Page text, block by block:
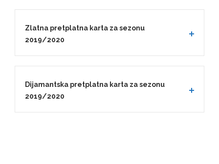
Zlatna pretplatna karta za sezonu
2019/2020
Dijamantska pretplatna karta za sezonu
2019/2020